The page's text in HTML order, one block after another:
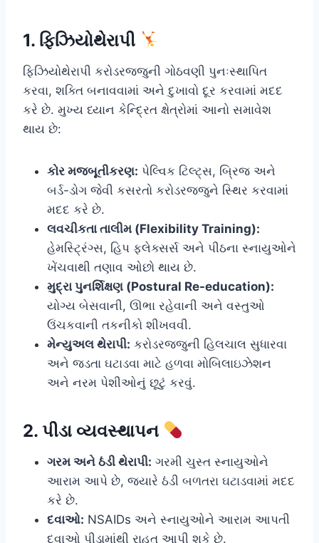
1. ફિઝિયોથેરાપી
ફિઝિયોથેરાપી કરોડરજ્જુની ગોઠવણી પુનઃસ્થાપિત
કરવા, શક્તિ બનાવવામાં અને દુખાવો દૂર કરવામાં મદદ
કરે છે. મુખ્ય ધ્યાન કેન્દ્રિત ક્ષેત્રોમાં આનો સમાવેશ
થાય છે:
કોર મજબૂતીકરણ: પેલ્વિક ટિલ્ટ્સ, બ્રિજ અને
બર્ડ-ડોગ જેવી કસરતો કરોડરજ્જુને સ્થિર કરવામાં
મદદ કરે છે.
લવચીકતા તાલીમ (Flexibility Training):
હેમસ્ટ્રિંગ્સ, હિપ ફ્લેક્સર્સ અને પીઠના સ્નાયુઓને
ખેંચવાથી તણાવ ઓછો થાય છે.
મુદ્રા પુનર્શિક્ષણ (Postural Re-education):
યોગ્ય બેસવાની, ઊભા રહેવાની અને વસ્તુઓ
ઉંચકવાની તકનીકો શીખવવી.
મેન્યુઅલ થેરાપી: કરોડરજ્જુની હિલચાલ સુધારવા
અને જડતા ઘટાડવા માટે હળવા મોબિલાઇઝેશન
અને નરમ પેશીઓનું છૂટું કરવું.
2. પીડા વ્યવસ્થાપન
ગરમ અને ઠંડી થેરાપી: ગરમી ચુસ્ત સ્નાયુઓને
આરામ આપે છે, જ્યારે ઠંડી બળતરા ઘટાડવામાં મદદ
કરે છે.
દવાઓ: NSAIDs અને સ્નાયુઓને આરામ આપતી
દવાઓ પીડામાંથી રાહત આપી શકે છે.